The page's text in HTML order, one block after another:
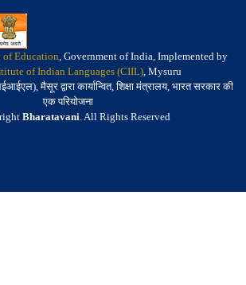
Education, Government of India, Implemented by
of Indian Languages (CIIL), Mysuru
मैसूर द्वारा कार्यान्वित, शिक्षा मंत्रालय, भारत सरकार की
एक परियोजना
Bharatavani. All Rights Reserved